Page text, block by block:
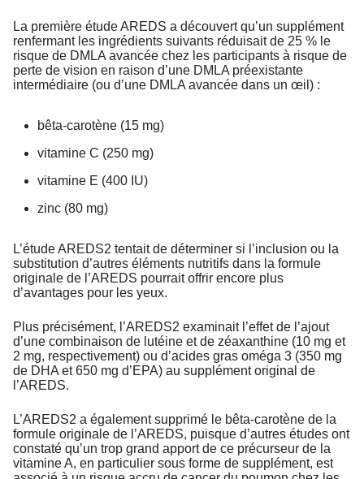
La première étude AREDS a découvert qu’un supplément
renfermant les ingrédients suivants réduisait de 25 % le
risque de DMLA avancée chez les participants à risque de
perte de vision en raison d’une DMLA préexistante
intermédiaire (ou d’une DMLA avancée dans un œil) :
bêta-carotène (15 mg)
vitamine C (250 mg)
vitamine E (400 IU)
zinc (80 mg)
L’étude AREDS2 tentait de déterminer si l’inclusion ou la
substitution d’autres éléments nutritifs dans la formule
originale de l’AREDS pourrait offrir encore plus
d’avantages pour les yeux.
Plus précisément, l’AREDS2 examinait l’effet de l’ajout
d’une combinaison de lutéine et de zéaxanthine (10 mg et
2 mg, respectivement) ou d’acides gras oméga 3 (350 mg
de DHA et 650 mg d’EPA) au supplément original de
l’AREDS.
L’AREDS2 a également supprimé le bêta-carotène de la
formule originale de l’AREDS, puisque d’autres études ont
constaté qu’un trop grand apport de ce précurseur de la
vitamine A, en particulier sous forme de supplément, est